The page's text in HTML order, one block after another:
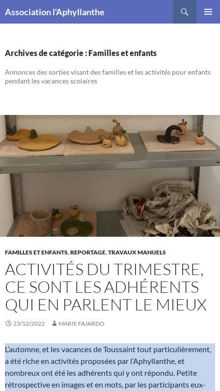
Association l'Aphyllanthe
Archives de catégorie : Familles et enfants
Annonces des sorties visant des familles et les activités pour enfants
pendant les vacances scolaires
FAMILLES ET ENFANTS,REPORTAGE,TRAVAUX MANUELS
ACTIVITÉS DU TRIMESTRE,
CE SONT LES ADHÉRENTS
QUI EN PARLENT LE MIEUX
23/12/2022 MARIE FAJARDO
L’automne, et les vacances de Toussaint tout particulièrement,
a été riche en activités proposées par l’Aphyllanthe, et
nombreux ont été les adhérents qui y ont répondu. Petite
rétrospective en images et en mots, par les participants eux-